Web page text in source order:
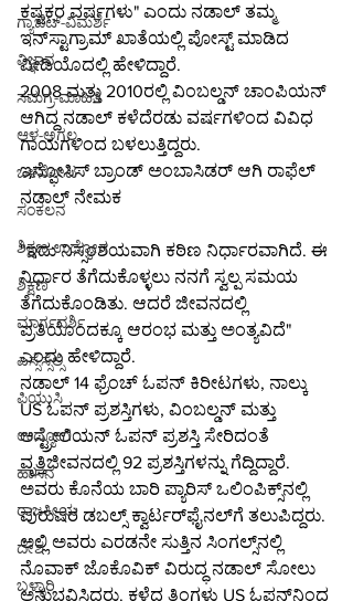
ಗ್ಯಾಜೆಟ್-ವಿಮರ್ಶೆ
ವಿಜ್ಞಾನ
ಸಮಗ್ರ-ಮಾಹಿತಿ
ಆಳ-ಅಗಲ
ಒಳನೋಟ
ಸಂಕಲನ
ಶಿಕ್ಷಣ-ಉದ್ಯೋಗ
ಶಿಕ್ಷಣ
ಮಾರ್ಗದರ್ಶಿ
ಎಸ್ಸೆಸ್ಸೆಲ್ಸಿ
ಪಿಯುಸಿ
ಉದ್ಯೋಗ
ಹಾಸನ
ರಾಜಕೀಯ
ದೇಶ
ಬಳ್ಳಾರಿ
ಕಷ್ಟಕರ ವರ್ಷಗಳು" ಎಂದು ನಡಾಲ್ ತಮ್ಮ
ಇನ್‌ಸ್ಟಾಗ್ರಾಮ್ ಖಾತೆಯಲ್ಲಿ ಪೋಸ್ಟ್ ಮಾಡಿದ
ವೀಡಿಯೊದಲ್ಲಿ ಹೇಳಿದ್ದಾರೆ.
2008 ಮತ್ತು 2010ರಲ್ಲಿ ವಿಂಬಲ್ಡನ್ ಚಾಂಪಿಯನ್
ಆಗಿದ್ದ ನಡಾಲ್ ಕಳೆದೆರಡು ವರ್ಷಗಳಿಂದ ವಿವಿಧ
ಗಾಯಗಳಿಂದ ಬಳಲುತ್ತಿದ್ದರು.
ಇನ್ಫೋಸಿಸ್ ಬ್ರಾಂಡ್ ಅಂಬಾಸಿಡರ್ ಆಗಿ ರಾಫೆಲ್
ನಡಾಲ್ ನೇಮಕ
"ಇದು ನಿಸ್ಸಂಶಯವಾಗಿ ಕಠಿಣ ನಿರ್ಧಾರವಾಗಿದೆ. ಈ
ನಿರ್ಧಾರ ತೆಗೆದುಕೊಳ್ಳಲು ನನಗೆ ಸ್ವಲ್ಪ ಸಮಯ
ತೆಗೆದುಕೊಂಡಿತು. ಆದರೆ ಜೀವನದಲ್ಲಿ
ಪ್ರತಿಯೊಂದಕ್ಕೂ ಆರಂಭ ಮತ್ತು ಅಂತ್ಯವಿದೆ"
ಎಂದು ಹೇಳಿದ್ದಾರೆ.
ನಡಾಲ್ 14 ಫ್ರೆಂಚ್ ಓಪನ್ ಕಿರೀಟಗಳು, ನಾಲ್ಕು
US ಓಪನ್ ಪ್ರಶಸ್ತಿಗಳು, ವಿಂಬಲ್ಡನ್ ಮತ್ತು
ಆಸ್ಟ್ರೇಲಿಯನ್ ಓಪನ್‌ ಪ್ರಶಸ್ತಿ ಸೇರಿದಂತೆ
ವೃತ್ತಿಜೀವನದಲ್ಲಿ 92 ಪ್ರಶಸ್ತಿಗಳನ್ನು ಗೆದ್ದಿದ್ದಾರೆ.
ಅವರು ಕೊನೆಯ ಬಾರಿ ಪ್ಯಾರಿಸ್ ಒಲಿಂಪಿಕ್ಸ್‌ನಲ್ಲಿ
ಪುರುಷರ ಡಬಲ್ಸ್ ಕ್ವಾರ್ಟರ್‌ಫೈನಲ್‌ಗೆ ತಲುಪಿದ್ದರು.
ಅಲ್ಲಿ ಅವರು ಎರಡನೇ ಸುತ್ತಿನ ಸಿಂಗಲ್ಸ್‌ನಲ್ಲಿ
ನೊವಾಕ್ ಜೊಕೊವಿಕ್ ವಿರುದ್ಧ ನಡಾಲ್ ಸೋಲು
ಅನುಭವಿಸಿದ್ದರು. ಕಳೆದ ತಿಂಗಳು US ಓಪನ್‌ನಿಂದ